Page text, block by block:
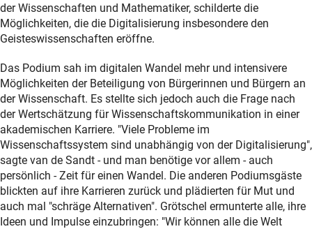
der Wissenschaften und Mathematiker, schilderte die
Möglichkeiten, die die Digitalisierung insbesondere den
Geisteswissenschaften eröffne.
Das Podium sah im digitalen Wandel mehr und intensivere
Möglichkeiten der Beteiligung von Bürgerinnen und Bürgern an
der Wissenschaft. Es stellte sich jedoch auch die Frage nach
der Wertschätzung für Wissenschaftskommunikation in einer
akademischen Karriere. "Viele Probleme im
Wissenschaftssystem sind unabhängig von der Digitalisierung",
sagte van de Sandt - und man benötige vor allem - auch
persönlich - Zeit für einen Wandel. Die anderen Podiumsgäste
blickten auf ihre Karrieren zurück und plädierten für Mut und
auch mal "schräge Alternativen". Grötschel ermunterte alle, ihre
Ideen und Impulse einzubringen: "Wir können alle die Welt